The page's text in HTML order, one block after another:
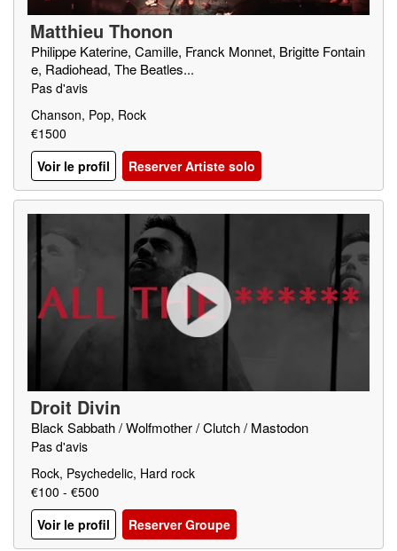
Matthieu Thonon
Philippe Katerine, Camille, Franck Monnet, Brigitte Fontain
e, Radiohead, The Beatles...
Pas d'avis
Chanson, Pop, Rock
€1500
Voir le profil
Reserver Artiste solo
Droit Divin
Black Sabbath / Wolfmother / Clutch / Mastodon
Pas d'avis
Rock, Psychedelic, Hard rock
€100 - €500
Voir le profil
Reserver Groupe